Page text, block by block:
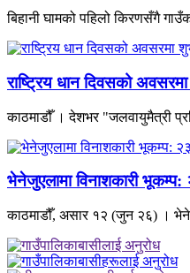
बिहानी घामको पहिलो किरणसँगै
राष्ट्रिय धान दिवसको
काठमाडौँ । देशभर "जलवायुमैत्री
भेनेजुएलामा विनाशकारी भूकम्प:
काठमाडौँ, असार १२ (जुन २६) ।